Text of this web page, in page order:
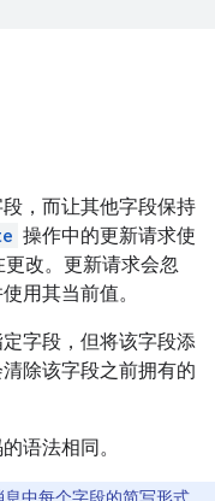
，而让其他字段保持
操作中的更新请求使
改。更新请求会忽
用其当前值。
字段，但将该字段添
除该字段之前拥有的
语法相同。